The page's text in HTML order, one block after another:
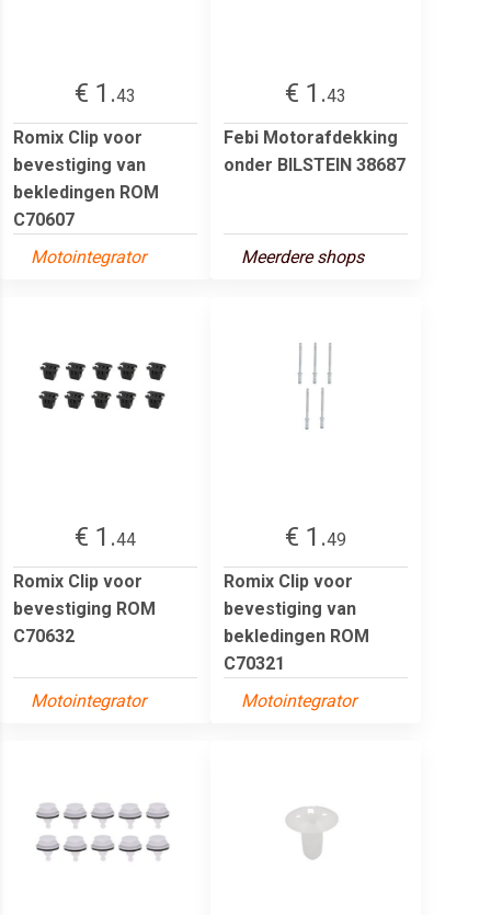
€ 1.43
Romix Clip voor
bevestiging van
bekledingen ROM
C70607
Motointegrator
€ 1.43
Febi Motorafdekking
onder BILSTEIN 38687
Meerdere shops
€ 1.44
Romix Clip voor
bevestiging ROM
C70632
Motointegrator
€ 1.49
Romix Clip voor
bevestiging van
bekledingen ROM
C70321
Motointegrator